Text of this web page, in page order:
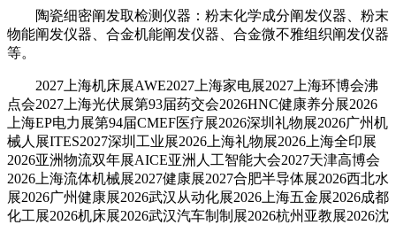
陶瓷细密阐发取检测仪器：粉末化学成分阐发仪器、粉末
物能阐发仪器、合金机能阐发仪器、合金微不雅组织阐发仪器
等。
2027上海机床展AWE2027上海家电展2027上海环博会沸
点会2027上海光伏展第93届药交会2026HNC健康养分展2026
上海EP电力展第94届CMEF医疗展2026深圳礼物展2026广州机
械人展ITES2027深圳工业展2026上海礼物展2026上海全印展
2026亚洲物流双年展AICE亚洲人工智能大会2027天津高博会
2026上海流体机械展2027健康展2027合肥半导体展2026西北水
展2026广州健康展2026武汉从动化展2026上海五金展2026成都
化工展2026机床展2026武汉汽车制制展2026杭州亚教展2026沈